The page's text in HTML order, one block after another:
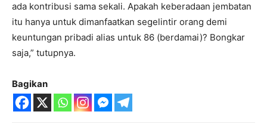
ada kontribusi sama sekali. Apakah keberadaan jembatan
itu hanya untuk dimanfaatkan segelintir orang demi
keuntungan pribadi alias untuk 86 (berdamai)? Bongkar
saja,” tutupnya.
Bagikan